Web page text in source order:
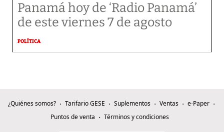
Panamá hoy de ‘Radio Panamá’
de este viernes 7 de agosto
POLÍTICA
¿Quiénes somos? Tarifario GESE Suplementos Ventas
e-Paper
Puntos de venta
Términos y condiciones